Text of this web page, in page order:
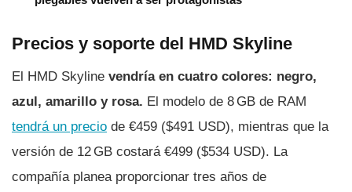
Precios y soporte del HMD Skyline
El HMD Skyline vendría en cuatro colores: negro,
azul, amarillo y rosa. El modelo de 8 GB de RAM
tendrá un precio de €459 ($491 USD), mientras que la
versión de 12 GB costará €499 ($534 USD). La
compañía planea proporcionar tres años de